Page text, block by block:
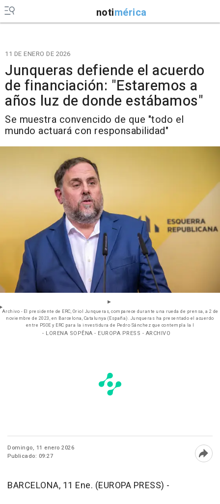
notimérica
11 DE ENERO DE 2026
Junqueras defiende el acuerdo
de financiación: "Estaremos a
años luz de donde estábamos"
Se muestra convencido de que "todo el
mundo actuará con responsabilidad"
Archivo - El presidente de ERC, Oriol Junqueras, comparece durante una rueda de prensa, a 2 de
noviembre de 2023, en Barcelona, Catalunya (España). Junqueras ha presentado el acuerdo
entre PSOE y ERC para la investidura de Pedro Sánchez que contempla la l
- LORENA SOPÊNA - EUROPA PRESS - ARCHIVO
Domingo, 11 enero 2026
Publicado: 09:27
BARCELONA, 11 Ene. (EUROPA PRESS) -